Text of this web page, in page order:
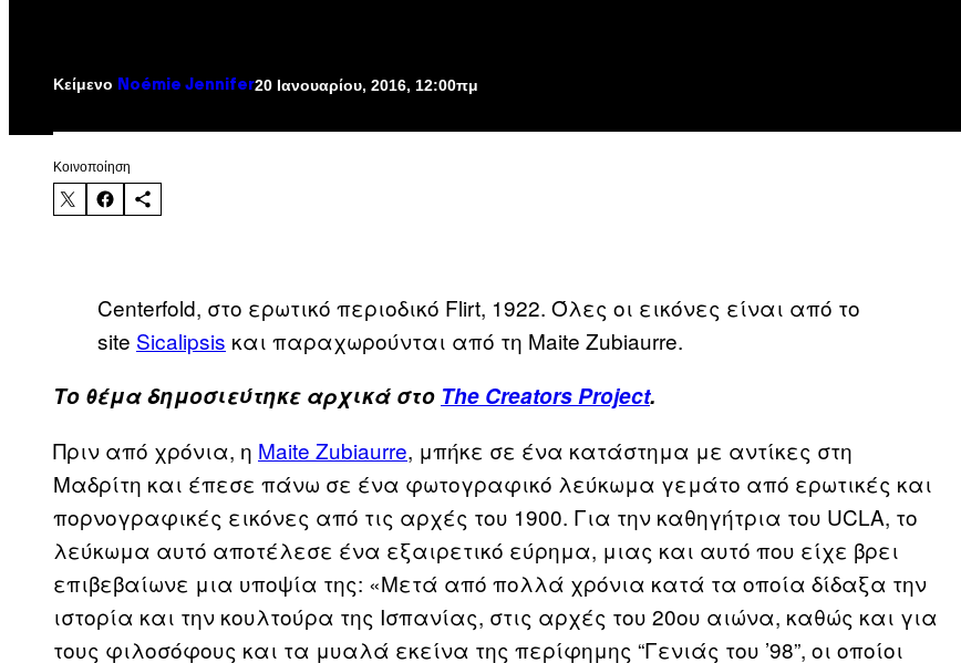
Κείμενο Noémie Jennifer20 Ιανουαρίου, 2016, 12:00πμ
Kοινοποίηση
Centerfold, στο ερωτικό περιοδικό Flirt, 1922. Όλες οι εικόνες είναι από το
site Sicalipsis και παραχωρούνται από τη Maite Zubiaurre.
Το θέμα δημοσιεύτηκε αρχικά στο The Creators Project.
Πριν από χρόνια, η Maite Zubiaurre, μπήκε σε ένα κατάστημα με αντίκες στη
Μαδρίτη και έπεσε πάνω σε ένα φωτογραφικό λεύκωμα γεμάτο από ερωτικές και
πορνογραφικές εικόνες από τις αρχές του 1900. Για την καθηγήτρια του UCLA, το
λεύκωμα αυτό αποτέλεσε ένα εξαιρετικό εύρημα, μιας και αυτό που είχε βρει
επιβεβαίωνε μια υποψία της: «Μετά από πολλά χρόνια κατά τα οποία δίδαξα την
ιστορία και την κουλτούρα της Ισπανίας, στις αρχές του 20ου αιώνα, καθώς και για
τους φιλοσόφους και τα μυαλά εκείνα της περίφημης “Γενιάς του ’98”, οι οποίοι